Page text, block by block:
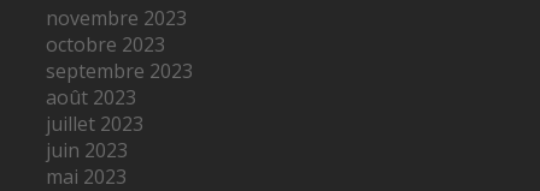
novembre 2023
octobre 2023
septembre 2023
août 2023
juillet 2023
juin 2023
mai 2023